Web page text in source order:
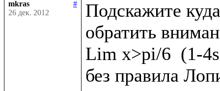
mkras
#
26 дек. 2012
Подскажите
обратить
Lim x>pi/6  (1-
без правила